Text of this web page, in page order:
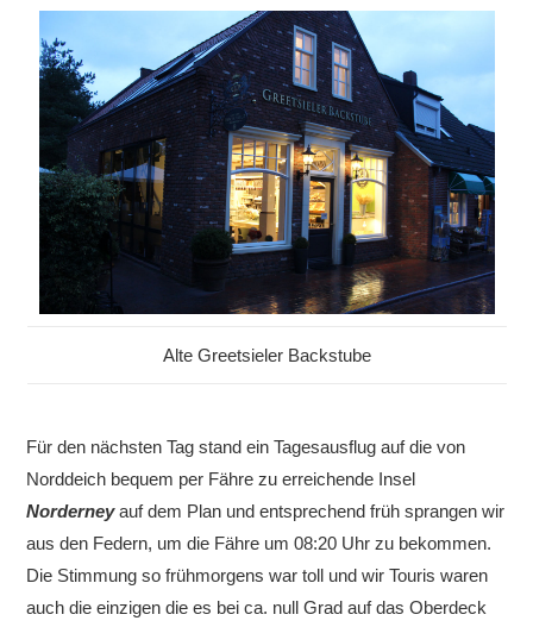
Alte Greetsieler Backstube
Für den nächsten Tag stand ein Tagesausflug auf die von
Norddeich bequem per Fähre zu erreichende Insel
Norderneyauf dem Plan und entsprechend früh sprangen wir
aus den Federn, um die Fähre um 08:20 Uhr zu bekommen.
Die Stimmung so frühmorgens war toll und wir Touris waren
auch die einzigen die es bei ca. null Grad auf das Oberdeck